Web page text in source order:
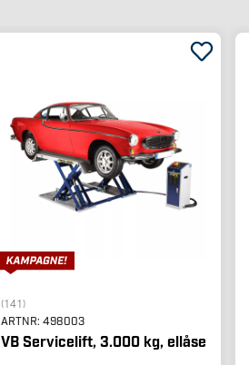
(141)
ARTNR: 498003
VB Servicelift, 3.000 kg, ellåse